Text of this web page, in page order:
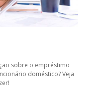
sobre o empréstimo
doméstico? Veja